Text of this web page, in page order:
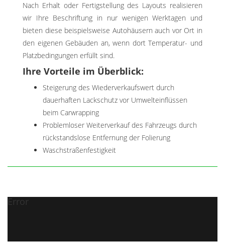
Nach Erhalt oder Fertigstellung des Layouts realisieren
wir Ihre Beschriftung in nur wenigen Werktagen und
bieten diese beispielsweise Autohäusern auch vor Ort in
den eigenen Gebäuden an, wenn dort Temperatur- und
Platzbedingungen erfüllt sind.
Ihre Vorteile im Überblick:
Steigerung des Wiederverkaufswert durch
dauerhaften Lackschutz vor Umwelteinflüssen
beim Carwrapping
Problemloser Weiterverkauf des Fahrzeugs durch
rückstandslose Entfernung der Folierung
Waschstraßenfestigkeit
Error